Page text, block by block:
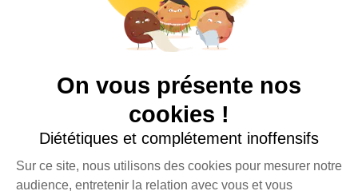
On vous présente nos
cookies !
Diététiques et complétement inoffensifs
Sur ce site, nous utilisons des cookies pour mesurer notre
audience, entretenir la relation avec vous et vous
Le Rire Médecin est une association Loi 1901, reconnue d’intérêt
général habilitée à recevoir des dons et legs et à émettre des
reçus fiscaux de 66% de la valeur des dons. Elle est inscrite au
répertoire national des associations sous le numéro W751100053
Crédits photos : B. Vacarisas |Mentions légales 2025|Contact